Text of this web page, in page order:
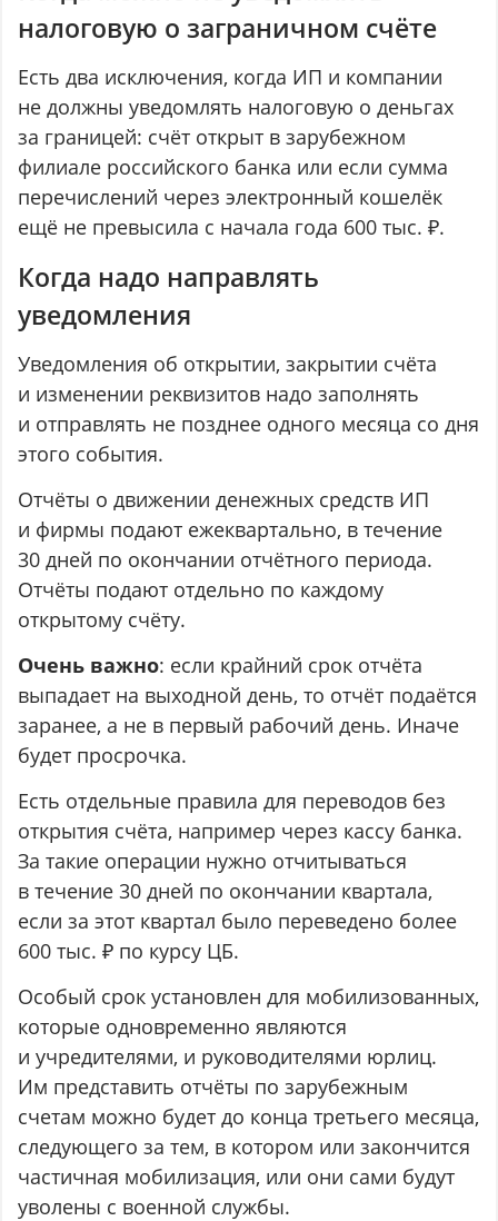
налоговую о заграничном счёте
Есть два исключения, когда ИП и компании
не должны уведомлять налоговую о деньгах
за границей: счёт открыт в зарубежном
филиале российского банка или если сумма
перечислений через электронный кошелёк
ещё не превысила с начала года 600 тыс. ₽.
Когда надо направлять
уведомления
Уведомления об открытии, закрытии счёта
и изменении реквизитов надо заполнять
и отправлять не позднее одного месяца со дня
этого события.
Отчёты о движении денежных средств ИП
и фирмы подают ежеквартально, в течение
30 дней по окончании отчётного периода.
Отчёты подают отдельно по каждому
открытому счёту.
Очень важно: если крайний срок отчёта
выпадает на выходной день, то отчёт подаётся
заранее, а не в первый рабочий день. Иначе
будет просрочка.
Есть отдельные правила для переводов без
открытия счёта, например через кассу банка.
За такие операции нужно отчитываться
в течение 30 дней по окончании квартала,
если за этот квартал было переведено более
600 тыс. ₽ по курсу ЦБ.
Особый срок установлен для мобилизованных,
которые одновременно являются
и учредителями, и руководителями юрлиц.
Им представить отчёты по зарубежным
счетам можно будет до конца третьего месяца,
следующего за тем, в котором или закончится
частичная мобилизация, или они сами будут
уволены с военной службы.